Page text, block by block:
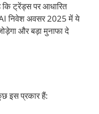
कि ट्रेंड्स पर आधारित
निवेश अवसर 2025 में ये
और बड़ा मुनाफा दे
इस प्रकार हैं: